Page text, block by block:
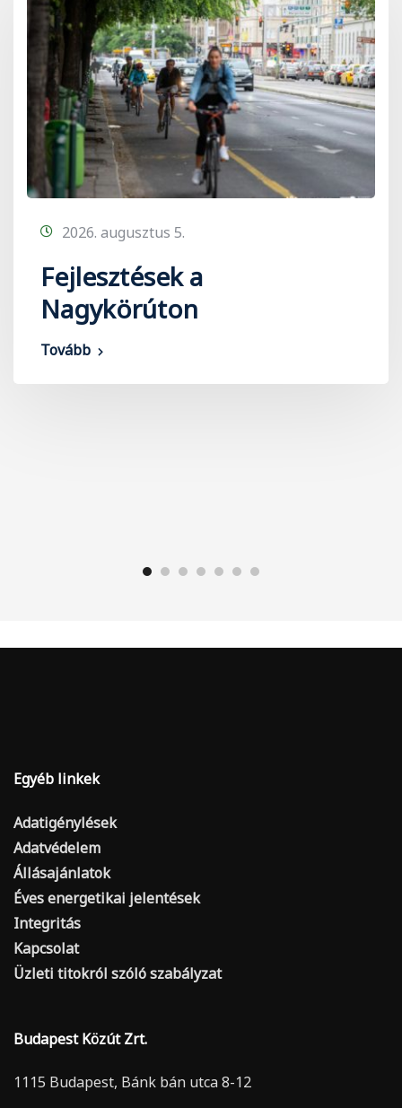
2026. augusztus 5.
Fejlesztések a
Nagykörúton
Tovább
Egyéb linkek
Adatigénylések
Adatvédelem
Állásajánlatok
Éves energetikai jelentések
Integritás
Kapcsolat
Üzleti titokról szóló szabályzat
Budapest Közút Zrt.
1115 Budapest, Bánk bán utca 8-12